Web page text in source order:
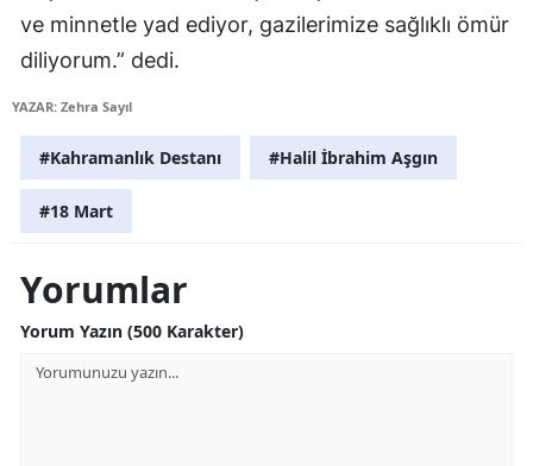
Manisa
Muğla
ve minnetle yad ediyor, gazilerimize sağlıklı ömür
diliyorum.” dedi.
YAZAR: Zehra Sayıl
#Kahramanlık Destanı #Halil İbrahim Aşgın
#18 Mart
Yorumlar
Yorum Yazın (500 Karakter)